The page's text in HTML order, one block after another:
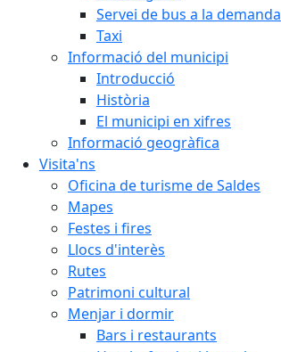
Servei de bus a la demanda
Taxi
Informació del municipi
Introducció
Història
El municipi en xifres
Informació geogràfica
Visita'ns
Oficina de turisme de Saldes
Mapes
Festes i fires
Llocs d'interès
Rutes
Patrimoni cultural
Menjar i dormir
Bars i restaurants